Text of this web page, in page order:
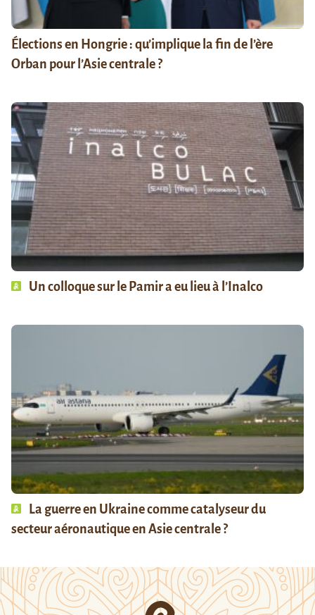
Élections en Hongrie : qu’implique la fin de l’ère
Orban pour l’Asie centrale ?
Un colloque sur le Pamir a eu lieu à l’Inalco
La guerre en Ukraine comme catalyseur du
secteur aéronautique en Asie centrale ?